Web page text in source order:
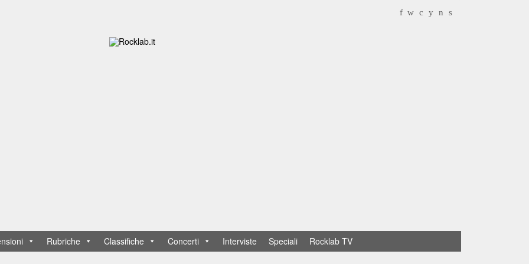
f w c y n s
Rubriche Classifiche Concerti Interviste Speciali Rocklab TV